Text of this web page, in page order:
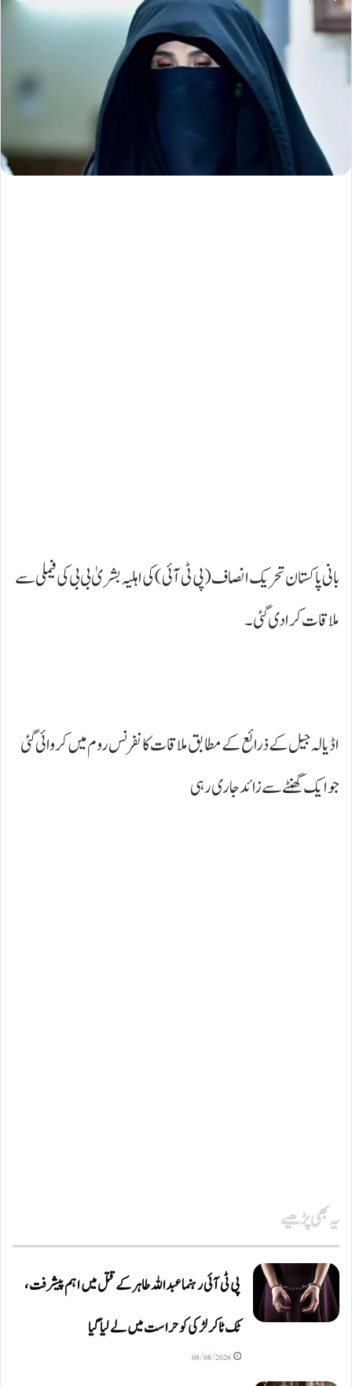
بانی پاکستان تحریک انصاف (پی ٹی آئی) کی اہلیہ بشریٰ بی بی کی فیملی سے
ملاقات کرا دی گئی۔
اڈیالہ جیل کے ذرائع کے مطابق ملاقات کانفرنس روم میں کروائی گئی
جو ایک گھنٹے سے زائد جاری رہی
یہ بھی پڑھیے
پی ٹی آئی رہنما عبداللہ طاہر کے قتل میں اہم پیشرفت،
ٹک ٹاکر لڑکی کو حراست میں لے لیا گیا
08/08/2026